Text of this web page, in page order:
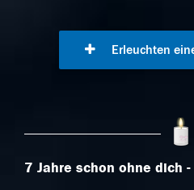
Erleuchten
7 Jahre schon ohne dich